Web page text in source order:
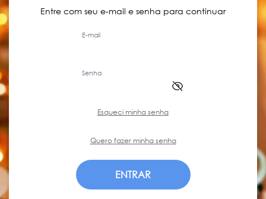
Entre com seu e-mail e senha para continuar
E-mail
Senha
Esqueci minha senha
Quero fazer minha senha
ENTRAR